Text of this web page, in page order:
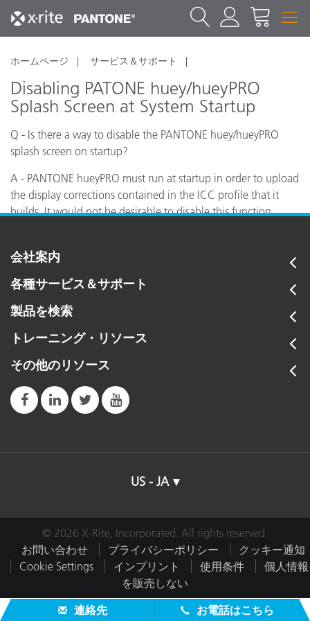
ホームページ サービス＆サポート
Disabling PATONE huey/hueyPRO
Splash Screen at System Startup
Q - Is there a way to disable the PANTONE huey/hueyPRO
splash screen on startup?
A - PANTONE hueyPRO must run at startup in order to upload
the display corrections contained in the ICC profile that it
builds. It would not be desirable to disable this function.
会社案内
各種サービス＆サポート
製品を検索
トレーニング・リソース
その他のリソース
US - JA
© 2026 X-Rite, Incorporated. All rights reserved.
お問い合わせ
プライバシーポリシー
クッキー通知
Cookie Settings
インプリント 使用条件
個人情報
を販売しない
連絡先
お電話はこちら